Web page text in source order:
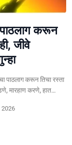
पाठलाग करून
जीवे
पाठलाग करून तिचा रस्ता
मारहाण करणे, हात…
2026